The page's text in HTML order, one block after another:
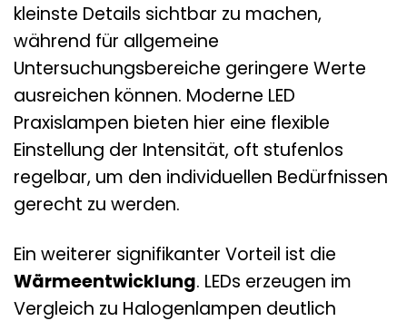
kleinste Details sichtbar zu machen,
während für allgemeine
Untersuchungsbereiche geringere Werte
ausreichen können. Moderne LED
Praxislampen bieten hier eine flexible
Einstellung der Intensität, oft stufenlos
regelbar, um den individuellen Bedürfnissen
gerecht zu werden.
Ein weiterer signifikanter Vorteil ist die
Wärmeentwicklung. LEDs erzeugen im
Vergleich zu Halogenlampen deutlich